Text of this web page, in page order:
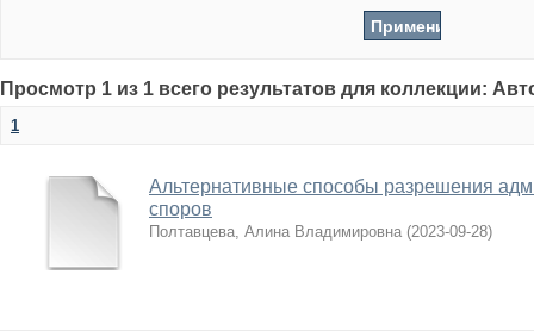
Просмотр 1 из 1 всего результатов для коллекции:
1
Альтернативные способы разрешения
споров
Полтавцева, Алина Владимировна (2023-09-28)